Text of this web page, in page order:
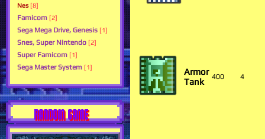
Nes [8]
Famicom [2]
Sega Mega Drive, Genesis [1]
Snes, Super Nintendo [2]
Super Famicom [1]
Sega Master System [1]
RANDOM GAME
Armor
Tank
400 4